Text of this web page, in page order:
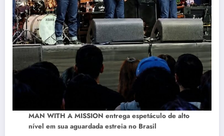
MAN WITH A MISSION entrega espetáculo de alto
nível em sua aguardada estreia no Brasil